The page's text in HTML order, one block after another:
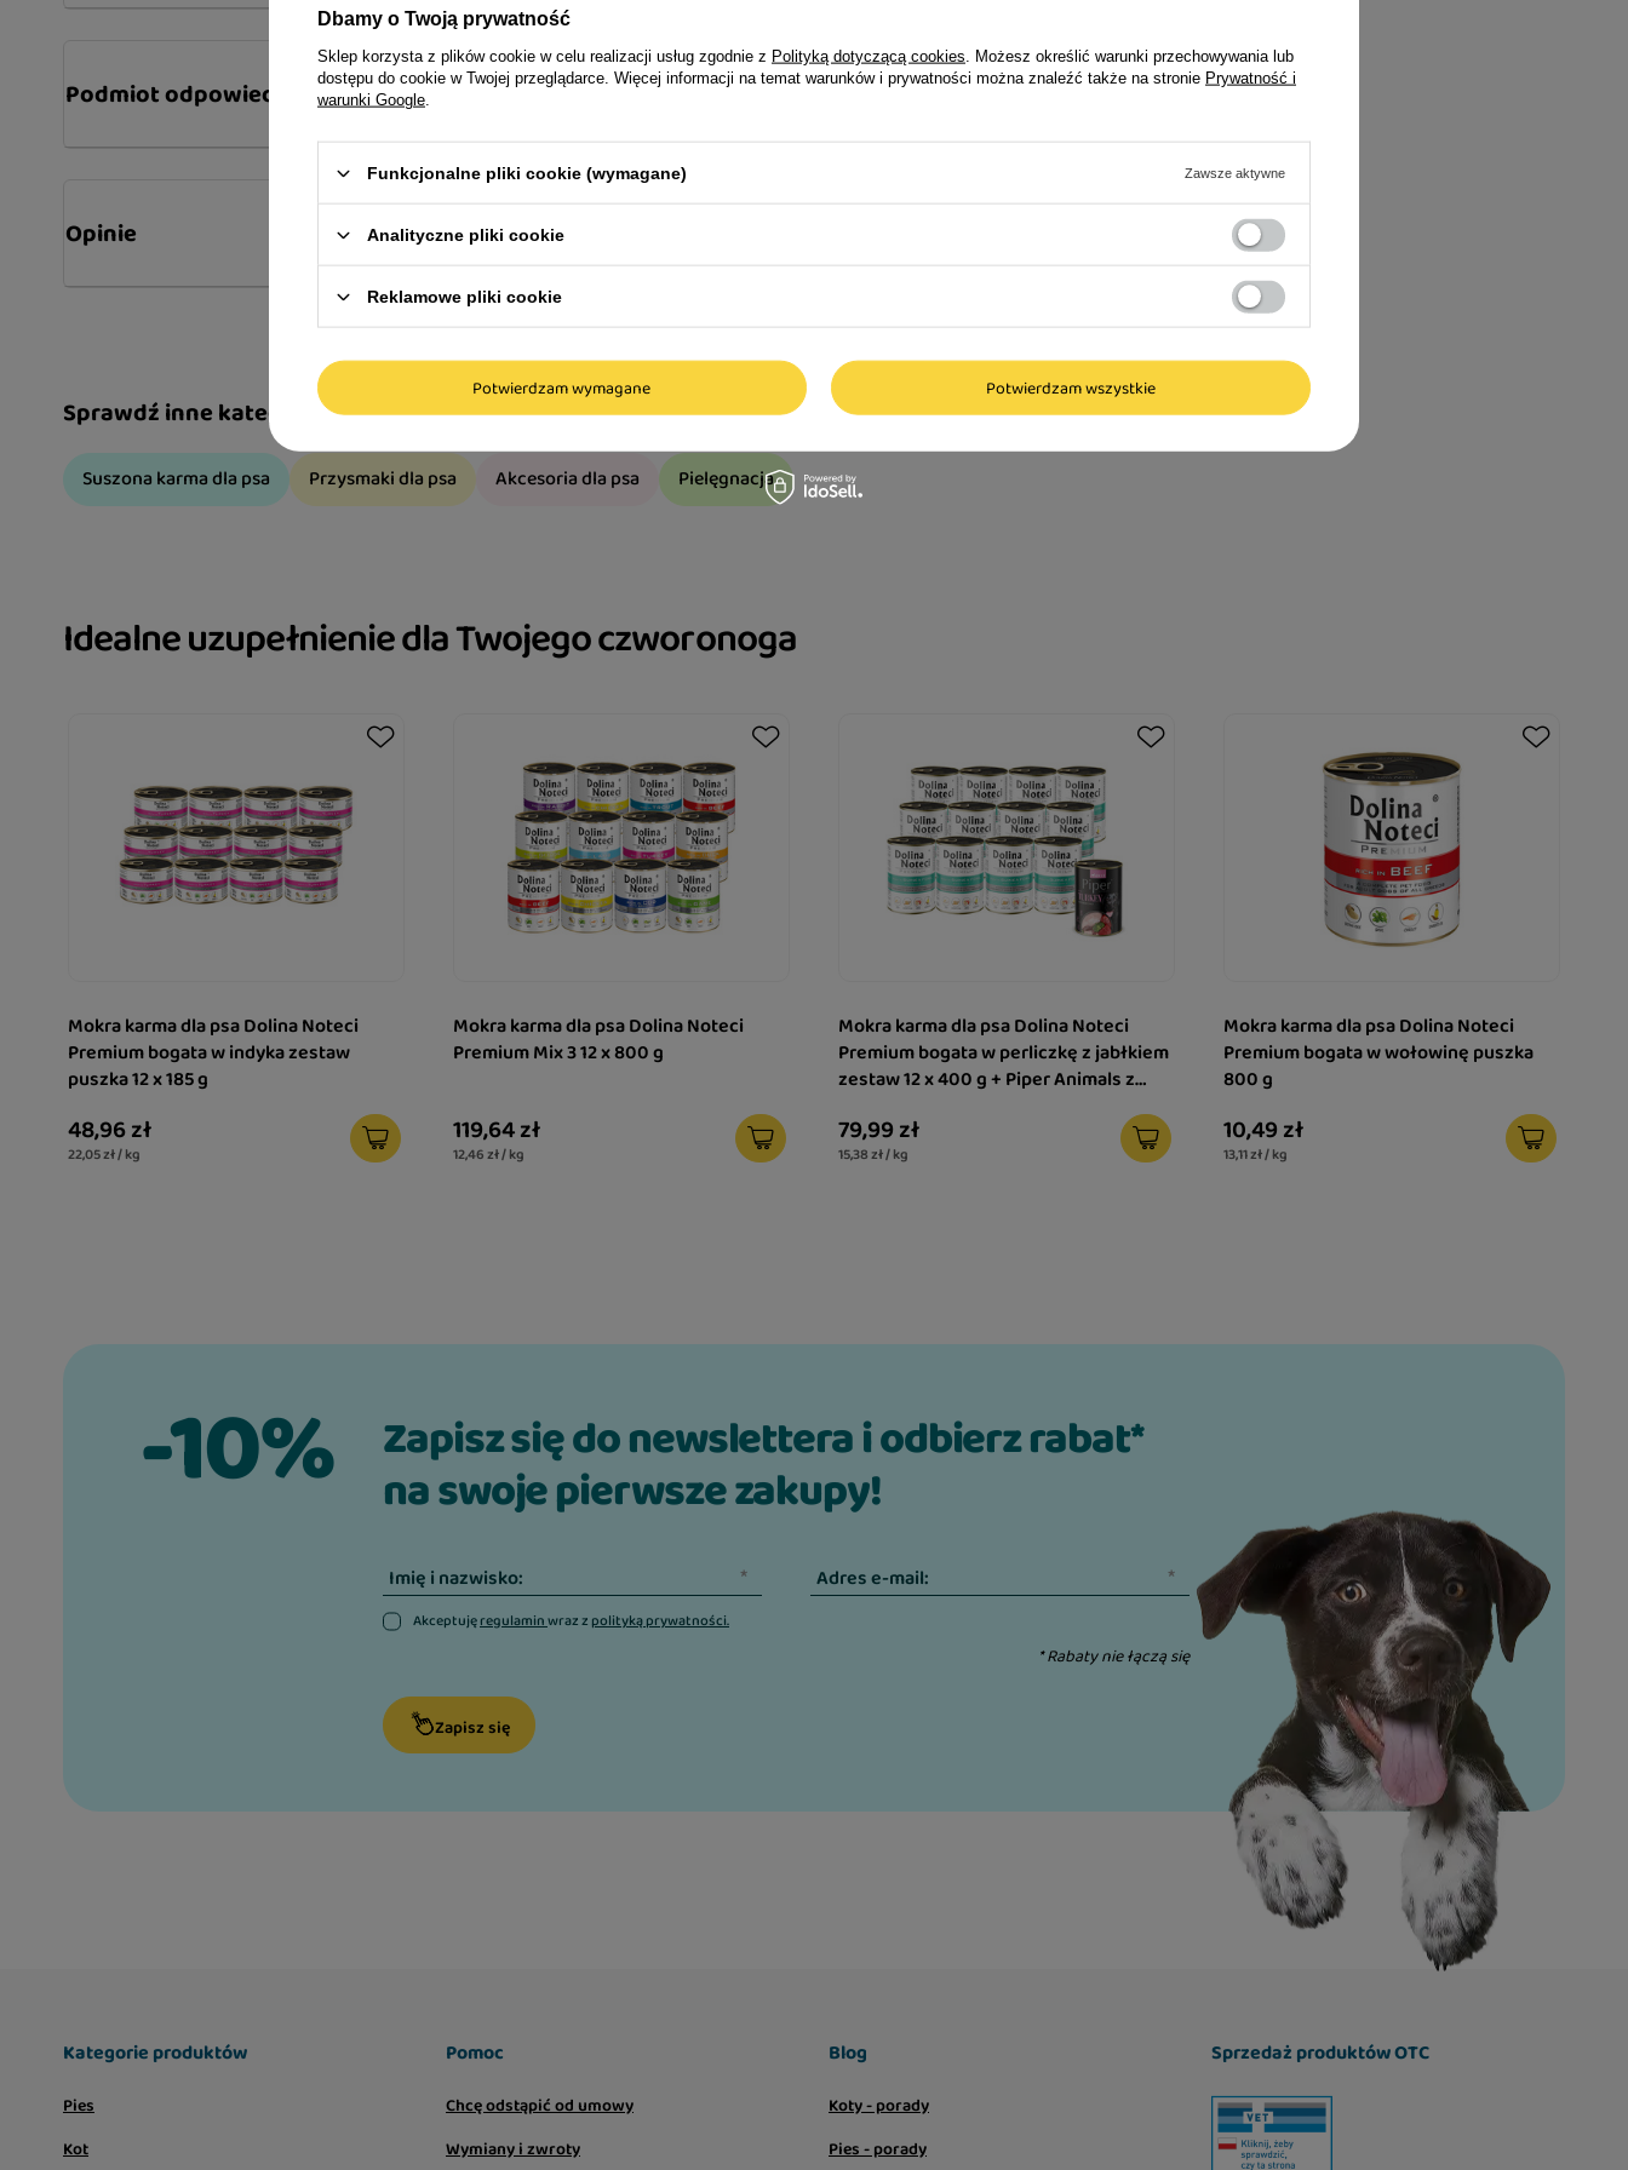
Podmiot odpowiedzialny
Opinie
Sprawdź inne kategorie
Suszona karma dla psa Przysmaki dla psa Akcesoria dla psa Pielęgnacja
Idealne uzupełnienie dla Twojego czworonoga
Mokra karma dla psa Dolina Noteci
Premium bogata w indyka zestaw
puszka 12 x 185 g
48,96 zł
22,05 zł / kg
Mokra karma dla psa Dolina Noteci
Premium Mix 3 12 x 800 g
119,64 zł
12,46 zł / kg
Mokra karma dla psa Dolina Noteci
Premium bogata w perliczkę z jabłkiem
zestaw 12 x 400 g + Piper Animals z
79,99 zł
15,38 zł / kg
Mokra karma dla psa Dolina Noteci
Premium bogata w wołowinę puszka
800 g
10,49 zł
13,11 zł / kg
-10% Zapisz się do newslettera i odbierz rabat*
na swoje pierwsze zakupy!
Imię i nazwisko: Adres e-mail:
Akceptujęregulaminwraz zpolityką prywatności.
* Rabaty nie łączą się
Zapisz się
Kategorie produktów
Pies
Kot
Pomoc
Chcę odstąpić od umowy
Wymiany i zwroty
Blog
Koty - porady
Pies - porady
Sprzedaż produktów OTC
Dbamy o Twoją prywatność
Sklep korzysta z plików cookie w celu realizacji usług zgodnie z Polityką dotyczącą cookies . Możesz określić warunki przechowywania lub
dostępu do cookie w Twojej przeglądarce. Więcej informacji na temat warunków i prywatności można znaleźć także na stronie Prywatność i
warunki Google
Funkcjonalne pliki cookie (wymagane) Zawsze aktywne
Analityczne pliki cookie
Reklamowe pliki cookie
Potwierdzam wymagane Potwierdzam wszystkie